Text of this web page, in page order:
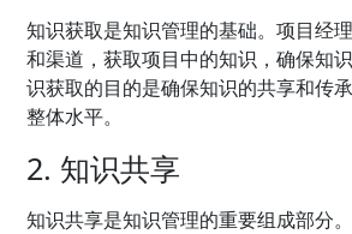
知识获取是知识管理的基础。项目经
和渠道，获取项目中的知识，确保知
识获取的目的是确保知识的共享和传
整体水平。
2. 知识共享
知识共享是知识管理的重要组成部分